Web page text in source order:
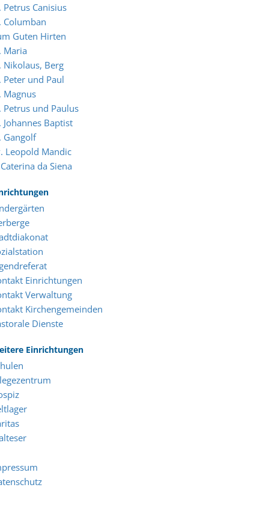
Petrus Canisius
Columban
Guten Hirten
Maria
Nikolaus, Berg
Peter und Paul
Magnus
Petrus und Paulus
Johannes Baptist
Gangolf
Leopold Mandic
da Siena
Einrichtungen
Verwaltung
Kirchengemeinden
Dienste
Einrichtungen